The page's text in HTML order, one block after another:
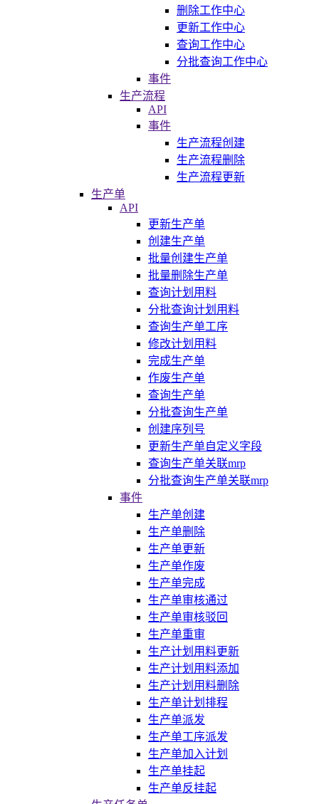
删除工作中心
更新工作中心
查询工作中心
分批查询工作中心
事件
生产流程
API
事件
生产流程创建
生产流程删除
生产流程更新
生产单
API
更新生产单
创建生产单
批量创建生产单
批量删除生产单
查询计划用料
分批查询计划用料
查询生产单工序
修改计划用料
完成生产单
作废生产单
查询生产单
分批查询生产单
创建序列号
更新生产单自定义字段
查询生产单关联mrp
分批查询生产单关联mrp
事件
生产单创建
生产单删除
生产单更新
生产单作废
生产单完成
生产单审核通过
生产单审核驳回
生产单重审
生产计划用料更新
生产计划用料添加
生产计划用料删除
生产单计划排程
生产单派发
生产单工序派发
生产单加入计划
生产单挂起
生产单反挂起